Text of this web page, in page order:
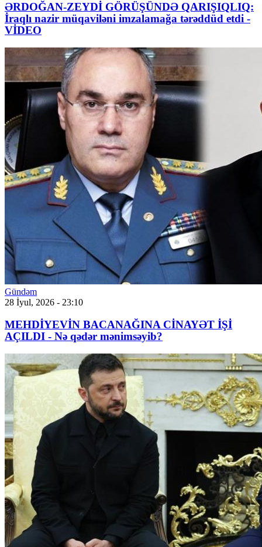
ƏRDOĞAN-ZEYDİ GÖRÜŞÜNDƏ QARIŞIQLIQ:
İraqlı nazir müqaviləni imzalamağa tərəddüd etdi -
VİDEO
Gündəm
28 İyul, 2026 - 23:10
MEHDİYEVİN BACANAĞINA CİNAYƏT İŞİ
AÇILDI - Nə qədər mənimsəyib?